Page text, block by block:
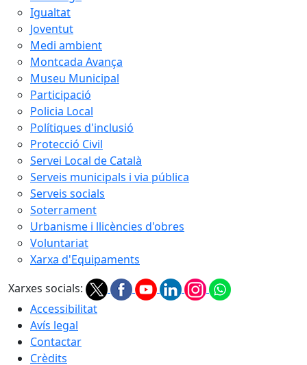
Igualtat
Joventut
Medi ambient
Montcada Avança
Museu Municipal
Participació
Policia Local
Polítiques d'inclusió
Protecció Civil
Servei Local de Català
Serveis municipals i via pública
Serveis socials
Soterrament
Urbanisme i llicències d'obres
Voluntariat
Xarxa d'Equipaments
Xarxes socials:
Accessibilitat
Avís legal
Contactar
Crèdits